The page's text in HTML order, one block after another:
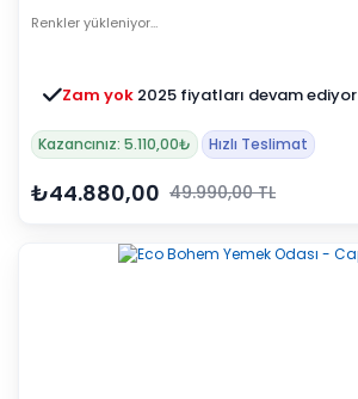
Renkler yükleniyor…
Zam yok 2025 fiyatları devam ediyor
Kazancınız: 5.110,00₺ Hızlı Teslimat
₺44.880,00 49.990,00 TL